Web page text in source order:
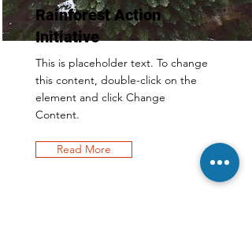
Rainforest Action
Initiative
This is placeholder text. To change
this content, double-click on the
element and click Change
Content.
Read More